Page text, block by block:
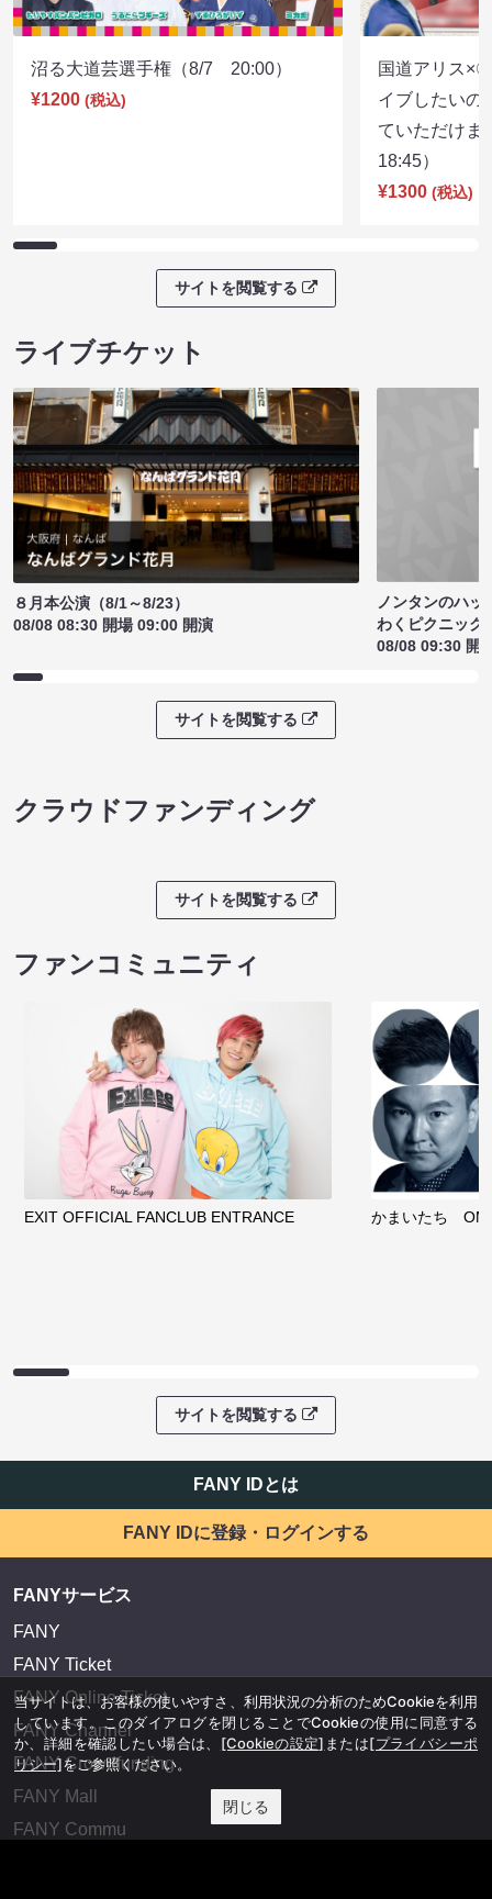
沼る大道芸選手権（8/7 20:00）
¥1200 (税込)
国道アリス×
イブしたいの
ていただけ
18:45）
¥1300 (税込)
サイトを閲覧する
ライブチケット
８月本公演（8/1～8/23）
08/08 08:30 開場 09:00 開演
ノンタンのハッ
わくピクニック
08/08 09:30 開
サイトを閲覧する
クラウドファンディング
サイトを閲覧する
ファンコミュニティ
EXIT OFFICIAL FANCLUB ENTRANCE かまいたち
サイトを閲覧する
FANY IDとは
FANY IDに登録・ログインする
FANYサービス
FANY
FANY Ticket
FANY Online Ticket
FANY Channel
FANY Crowdfunding
FANY Mall
FANY Commu
当サイトは、お客様の使いやすさ、利用状況の分析のためCookieを利用
しています。このダイアログを閉じることでCookieの使用に同意する
か、詳細を確認したい場合は、 [Cookieの設定] または[プライバシーポ
リシー]をご参照ください。
閉じる